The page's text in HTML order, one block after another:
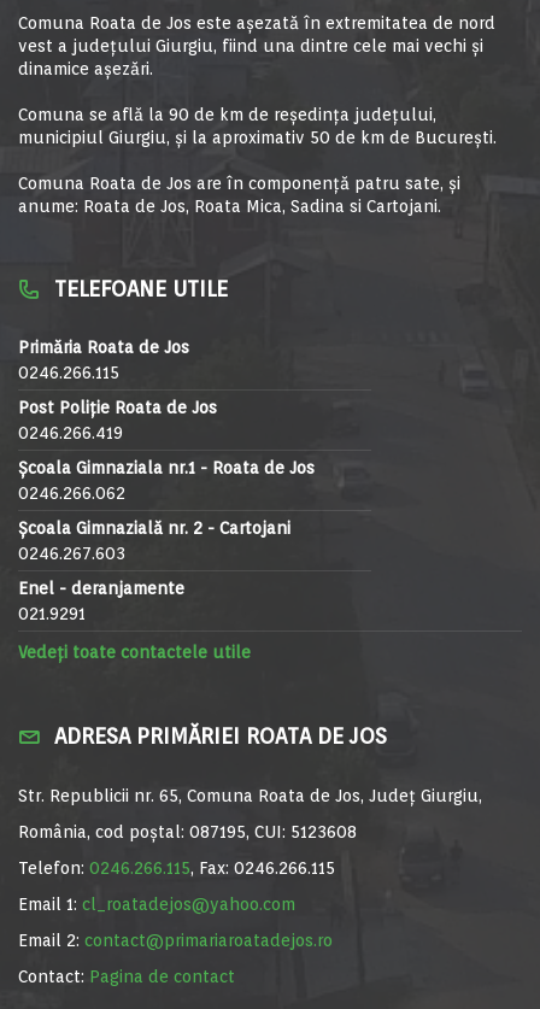
Comuna Roata de Jos este aşezată în extremitatea de nord
vest a judeţului Giurgiu, fiind una dintre cele mai vechi şi
dinamice aşezări.
Comuna se află la 90 de km de reşedinţa judeţului,
municipiul Giurgiu, şi la aproximativ 50 de km de Bucureşti.
Comuna Roata de Jos are în componență patru sate, și
anume: Roata de Jos, Roata Mica, Sadina si Cartojani.
TELEFOANE UTILE
Primăria Roata de Jos
0246.266.115
Post Poliție Roata de Jos
0246.266.419
Școala Gimnaziala nr.1 - Roata de Jos
0246.266.062
Școala Gimnazială nr. 2 - Cartojani
0246.267.603
Enel - deranjamente
021.9291
Vedeți toate contactele utile
ADRESA PRIMĂRIEI ROATA DE JOS
Str. Republicii nr. 65, Comuna Roata de Jos, Județ Giurgiu,
România, cod poștal: 087195, CUI: 5123608
Telefon: 0246.266.115, Fax: 0246.266.115
Email 1: cl_roatadejos@yahoo.com
Email 2: contact@primariaroatadejos.ro
Contact: Pagina de contact